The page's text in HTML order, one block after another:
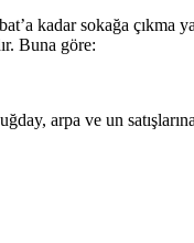
kadar sokağa çıkma
Buna göre:
arpa ve un